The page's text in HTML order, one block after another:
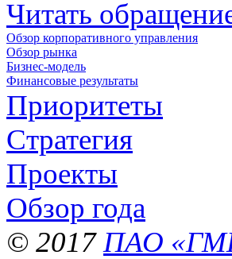
Читать
Обзор корпоративного управления
Обзор рынка
Бизнес-модель
Финансовые результаты
Приоритеты
Стратегия
Проекты
Обзор года
© 2017 ПАО «ГМК